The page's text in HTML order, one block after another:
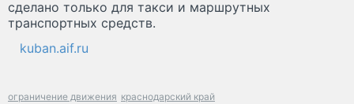
сделано только для такси и маршрутных
транспортных средств.
kuban.aif.ru
ограничение движения краснодарский край